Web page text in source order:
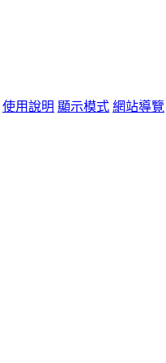
使用說明 顯示模式 網站導覽